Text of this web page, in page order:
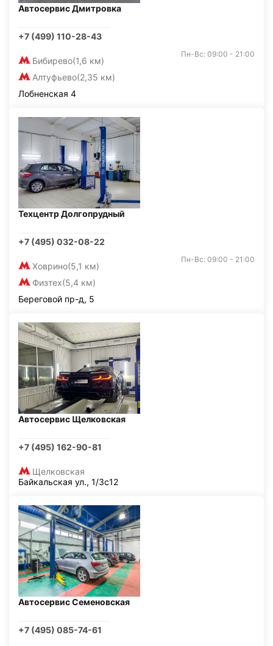
Автосервис Дмитровка
+7 (499) 110-28-43
Бибирево(1,6 км)
Алтуфьево(2,35 км)
Пн-Вс: 09:00 - 21:00
Лобненская 4
Техцентр Долгопрудный
+7 (495) 032-08-22
Ховрино(5,1 км)
Физтех(5,4 км)
Пн-Вс: 09:00 - 21:00
Береговой пр-д, 5
Автосервис Щелковская
+7 (495) 162-90-81
Щелковская
Байкальская ул., 1/3с12
Автосервис Семеновская
+7 (495) 085-74-61